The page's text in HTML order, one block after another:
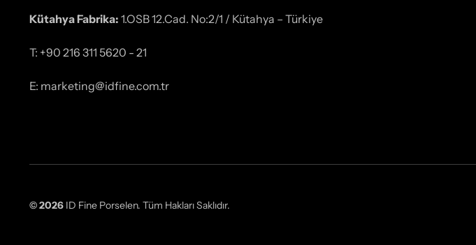
Kütahya Fabrika: 1.OSB 12.Cad. No:2/1 / Kütahya – Türkiye
T: +90 216 311 5620 - 21
E: marketing@idfine.com.tr
© 2026 ID Fine Porselen. Tüm Hakları Saklıdır.